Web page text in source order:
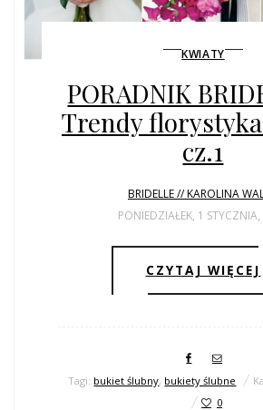
KWIATY
PORADNIK
Trendy
cz.1
BRIDELLE // KAROLINA
PONIEDZIAŁEK, 1
CZYTAJ WIĘCEJ
Tagi: bukiet ślubny, bukiety ślubne
0